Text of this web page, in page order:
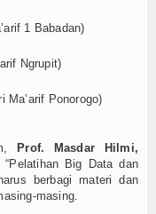
1 Babadan)
Ngrupit)
Ma’arif Ponorogo)
Prof. Masdar Hilmi,
Big Data dan
berbagi materi dan
masing.